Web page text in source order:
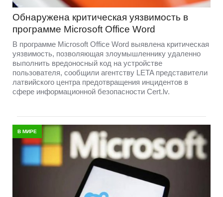
Обнаружена критическая уязвимость в
программе Microsoft Office Word
В программе Microsoft Office Word выявлена критическая
уязвимость, позволяющая злоумышленнику удаленно
выполнить вредоносный код на устройстве
пользователя, сообщили агентству LETA представители
латвийского центра предотвращения инцидентов в
сфере информационной безопасности Cert.lv.
В МИРЕ